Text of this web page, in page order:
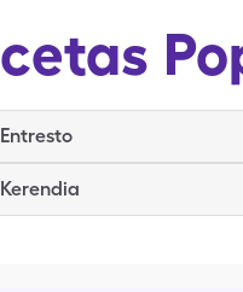
Entresto
Kerendia